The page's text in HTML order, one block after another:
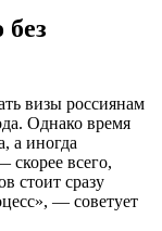
визы россиянам
Однако время
а иногда
скорее всего,
стоит сразу
— советует